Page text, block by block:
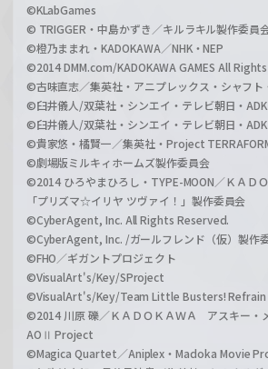
©KLabGames
© TRIGGER・中島かずき／キルラキル製作委員
©橙乃ままれ・KADOKAWA／NHK・NEP
©2014 DMM.com/KADOKAWA GAMES All
©古味直志／集英社・アニプレックス・シャフト
©臼井儀人/双葉社・シンエイ・テレビ朝日・ADK
©臼井儀人/双葉社・シンエイ・テレビ朝日・
©貴家悠・橘賢一／集英社・Project
©劇場版ミルキィホームズ製作委員会
©2014 ひろやまひろし・TYPE-MOON／ＫＡＤ
「プリズマ☆イリヤ ツヴァイ！」製作委員会
©CyberAgent, Inc. All Rights Reserved.
©CyberAgent, Inc. /ガールフレンド（仮）製作
©FHO／ギガントプロジェクト
©VisualArt's/Key/SProject
©VisualArt's/Key/Team Little Busters! Refrain
©2014 川原 礫／ＫＡＤＯＫＡＷＡ アスキー・
AOⅡ Project
©Magica Quartet／Aniplex・Madoka Movie